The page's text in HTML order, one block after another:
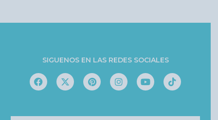
SIGUENOS EN LAS REDES SOCIALES